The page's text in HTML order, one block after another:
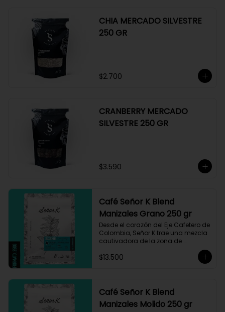
CHIA MERCADO SILVESTRE
250 GR
$2.700
CRANBERRY MERCADO
SILVESTRE 250 GR
$3.590
Café Señor K Blend
Manizales Grano 250 gr
Desde el corazón del Eje Cafetero de
Colombia, Señor K trae una mezcla
cautivadora de la zona de
Manizales, entre 1.800 y 1.950 msnm.
La variedad es Castillo, que ha sido
trazas de chocolate. El tueste medio
permite degustar todos los sabores
complejos de este café
$13.500
Café Señor K Blend
Manizales Molido 250 gr